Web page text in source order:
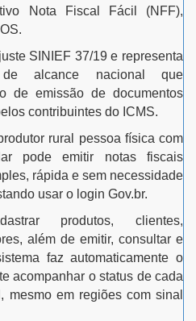
Nota Fiscal Fácil (NFF),
SINIEF 37/19 e representa
alcance nacional que
de emissão de documentos
contribuintes do ICMS.
rural pessoa física com
pode emitir notas fiscais
rápida e sem necessidade
usar o login Gov.br.
produtos, clientes,
além de emitir, consultar e
faz automaticamente o
acompanhar o status de cada
mesmo em regiões com sinal